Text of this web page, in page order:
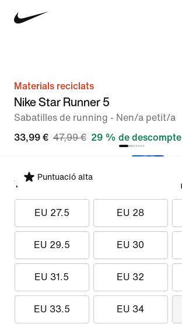
Materials reciclats
Nike Star Runner 5
Sabatilles de running - Nen/a petit/a
33,99 € 47,99 € 29 % de descompte
Puntuació alta
Tria una talla
EU 27.5 EU 28
EU 29.5 EU 30
EU 31.5 EU 32
EU 33.5 EU 34